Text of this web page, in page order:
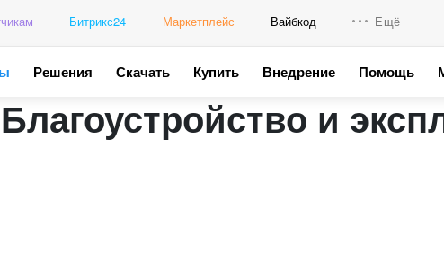
Битрикс24 Маркетплейс Вайбкод Ещё
Решения Скачать Купить Внедрение Помощь
и